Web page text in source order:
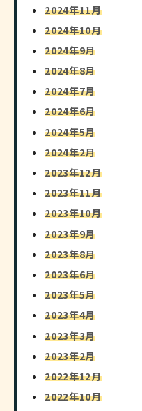
2024年11月
2024年10月
2024年9月
2024年8月
2024年7月
2024年6月
2024年5月
2024年2月
2023年12月
2023年11月
2023年10月
2023年9月
2023年8月
2023年6月
2023年5月
2023年4月
2023年3月
2023年2月
2022年12月
2022年10月